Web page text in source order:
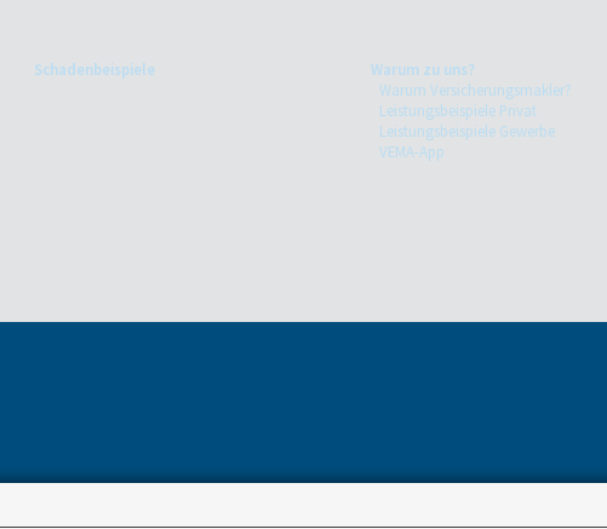
Schadenbeispiele
Warum zu uns?
Warum Versicherungsmakler?
Leistungsbeispiele Privat
Leistungsbeispiele Gewerbe
VEMA-App